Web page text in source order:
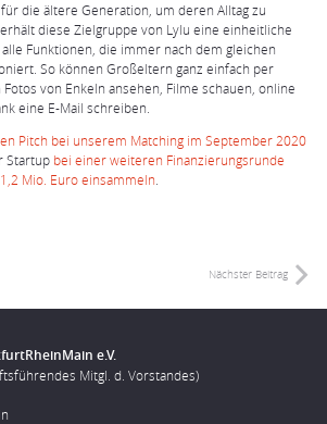
die ältere Generation, um deren Alltag zu
diese Zielgruppe von Lylu eine einheitliche
Funktionen, die immer nach dem gleichen
So können Großeltern ganz einfach per
von Enkeln ansehen, Filme schauen, online
eine E-Mail schreiben.
Pitch bei unserem Matching im September 2020
Startup bei einer weiteren Finanzierungsrunde
Mio. Euro einsammeln
Nächster Beitrag
e.V.
Mitgl. d. Vorstandes)